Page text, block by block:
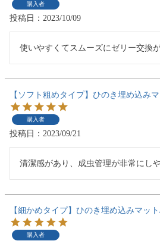
購入者
投稿日 2023/10/09
使いやすくてスムーズにゼリー交換
【ソフト粗めタイプ】ひのき埋め込み
購入者
投稿日 2023/09/21
清潔感があり、成虫管理が非常にしや
【細かめタイプ】ひのき埋め込みマッ
購入者